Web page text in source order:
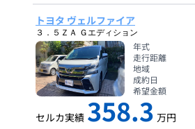
トヨタ ヴェルファイア
３．５ＺＡ Ｇエディション
年式
走行距離
地域
成約日
希望金額
セルカ実績 358.3 万円